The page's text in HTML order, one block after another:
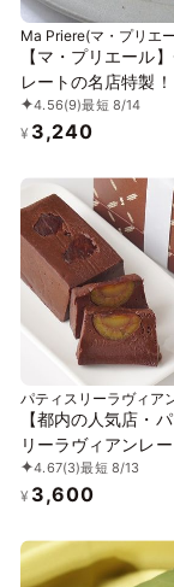
Ma Priere(マ・プリエ
【マ・プリエール
レートの名店特製！
PACARI社製カカオ
かな香り×とろけて
4.56(9)最短 8/14
¥ 3,240
パティスリーラヴィア
【都内の人気店・
リーラヴィアンレ
リーヌ・ショコラ
4.67(3)最短 8/13
¥ 3,600